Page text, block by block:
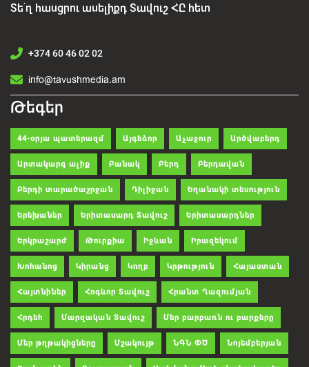
Տե՛ղ հասցրու ասելիքդ Տավուշ ՀԸ հետ
+374 60 46 02 02
info@tavushmedia.am
Թեգեր
44-օրյա պատերազմ Այգեձոր Աչաջուր Արծվաբերդ
Արտակարգ ալիք Բանակ Բերդ Բերդավան
Բերդի տարածաշրջան Դիլիջան Եղանակի տեսություն
Երեխաներ Երիտասարդ Տավուշ Երիտասարդներ
Երկրաշարժ Թուրքիա Իջևան Իրազեկում
Խոհանոց Կիրանց Կողբ Կրթություն Հայաստան
Հայտնիներ Հոգևոր Տավուշ Հրանտ Ղազումյան
Հրդեհ Մարզական Տավուշ Մեր բարբառն ու բարքերը
Մեր թղթակիցները Մշակույթ ՆԳՆ ՓԾ Նոյեմբերյան